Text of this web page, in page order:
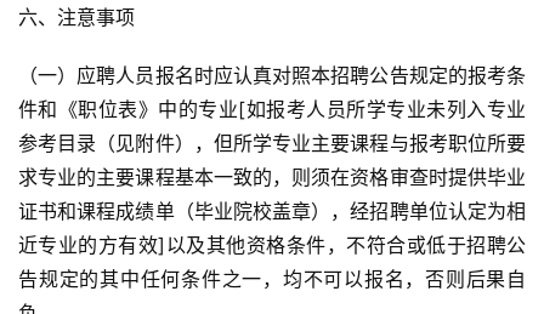
六、注意事项
（一）应聘人员报名时应认真对照本招聘公告规定的报考条
件和《职位表》中的专业[如报考人员所学专业未列入专业
参考目录（见附件），但所学专业主要课程与报考职位所要
求专业的主要课程基本一致的，则须在资格审查时提供毕业
证书和课程成绩单（毕业院校盖章），经招聘单位认定为相
近专业的方有效]以及其他资格条件，不符合或低于招聘公
告规定的其中任何条件之一，均不可以报名，否则后果自